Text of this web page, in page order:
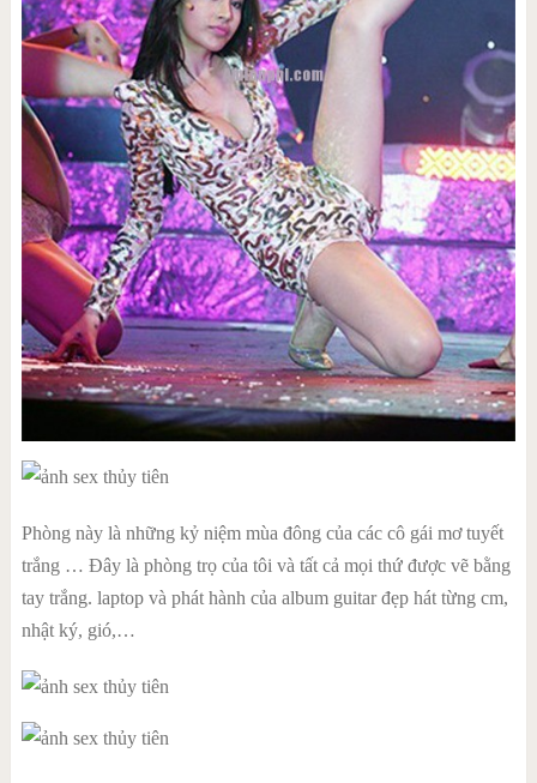
Phòng này là những kỷ niệm mùa đông của các cô gái mơ tuyết
trắng … Đây là phòng trọ của tôi và tất cả mọi thứ được vẽ bằng
tay trắng. laptop và phát hành của album guitar đẹp hát từng cm,
nhật ký, gió,…